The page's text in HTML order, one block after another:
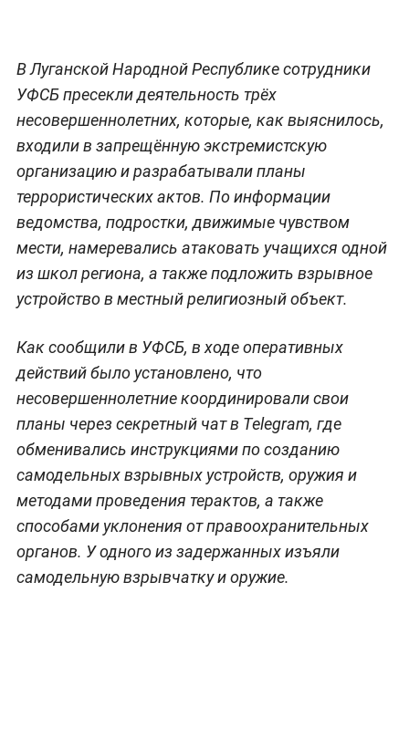
В Луганской Народной Республике сотрудники
УФСБ пресекли деятельность трёх
несовершеннолетних, которые, как выяснилось,
входили в запрещённую экстремистскую
организацию и разрабатывали планы
террористических актов. По информации
ведомства, подростки, движимые чувством
мести, намеревались атаковать учащихся одной
из школ региона, а также подложить взрывное
устройство в местный религиозный объект.
Как сообщили в УФСБ, в ходе оперативных
действий было установлено, что
несовершеннолетние координировали свои
планы через секретный чат в Telegram, где
обменивались инструкциями по созданию
самодельных взрывных устройств, оружия и
методами проведения терактов, а также
способами уклонения от правоохранительных
органов. У одного из задержанных изъяли
самодельную взрывчатку и оружие.